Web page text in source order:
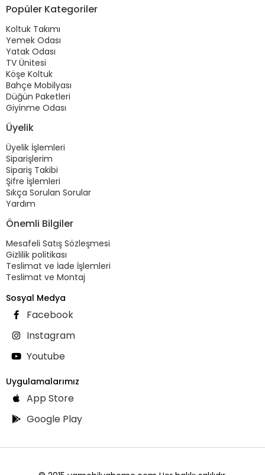
Popüler Kategoriler
Koltuk Takımı
Yemek Odası
Yatak Odası
TV Ünitesi
Köşe Koltuk
Bahçe Mobilyası
Düğün Paketleri
Giyinme Odası
Üyelik
Üyelik İşlemleri
Siparişlerim
Sipariş Takibi
Şifre İşlemleri
Sıkça Sorulan Sorular
Yardım
Önemli Bilgiler
Mesafeli Satış Sözleşmesi
Gizlilik politikası
Teslimat ve İade İşlemleri
Teslimat ve Montaj
Sosyal Medya
Facebook
Instagram
Youtube
Uygulamalarımız
App Store
Google Play